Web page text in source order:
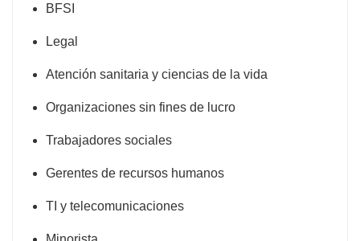
BFSI
Legal
Atención sanitaria y ciencias de la vida
Organizaciones sin fines de lucro
Trabajadores sociales
Gerentes de recursos humanos
TI y telecomunicaciones